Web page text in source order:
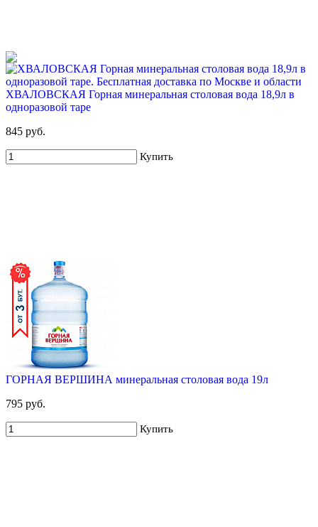
ХВАЛОВСКАЯ Горная минеральная столовая вода 18,9л в
одноразовой таре
845 руб.
Купить
ГОРНАЯ ВЕРШИНА минеральная столовая вода 19л
795 руб.
Купить